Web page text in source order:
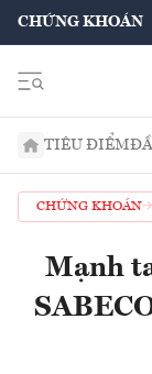
CHỨNG KHOÁN
TIÊU ĐIỂM
CHỨNG KHOÁN
Mạnh